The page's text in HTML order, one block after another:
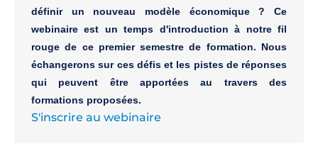
définir un nouveau modèle économique ? Ce
webinaire est un temps d'introduction à notre fil
rouge de ce premier semestre de formation. Nous
échangerons sur ces défis et les pistes de réponses
qui peuvent être apportées au travers des
S'inscrire au webinaire